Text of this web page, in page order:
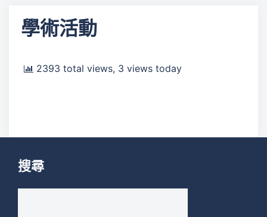
學術活動
2393 total views, 3 views today
搜尋